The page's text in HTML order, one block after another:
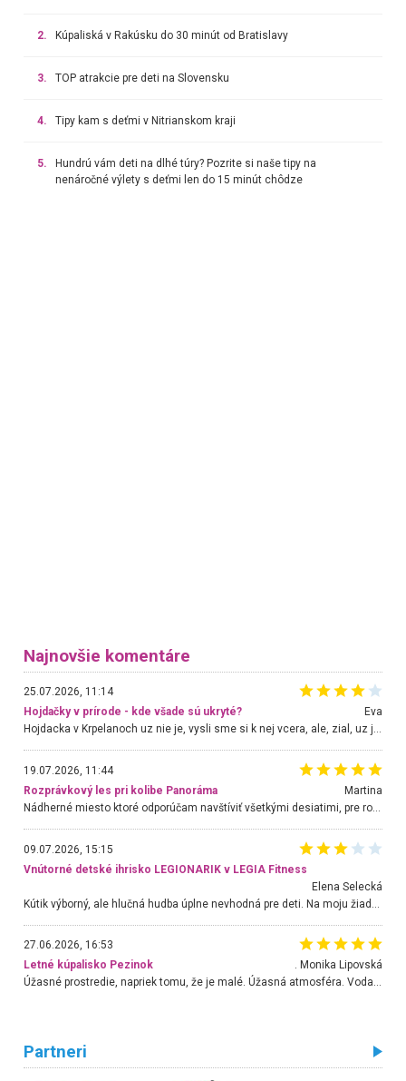
2. Kúpaliská v Rakúsku do 30 minút od Bratislavy
3. TOP atrakcie pre deti na Slovensku
4. Tipy kam s deťmi v Nitrianskom kraji
5.
Hundrú vám deti na dlhé túry? Pozrite si naše tipy na
nenáročné výlety s deťmi len do 15 minút chôdze
Najnovšie komentáre
25.07.2026, 11:14
Hojdačky v prírode - kde všade sú ukryté?
Eva
Hojdacka v Krpelanoch uz nie je, vysli sme si k nej vcera, ale, zial, uz je znicena. Ak sem planujete cestu len kvoli hojdacke, mozete si ju usetrit. Krasny vyhlad je tu vsak aj bez hojdacky :-)
19.07.2026, 11:44
Rozprávkový les pri kolibe Panoráma
Martina
Nádherné miesto ktoré odporúčam navštíviť všetkými desiatimi, pre rodiny s deťmi, dôchodcom... Proste a jednoducho ozaj rozprávkový les.. určite ešte prídeme. Odniesli sme si na pamiatku krásne tričká,
09.07.2026, 15:15
Vnútorné detské ihrisko LEGIONARIK v LEGIA Fitness
Elena Selecká
27.06.2026, 16:53
Letné kúpalisko Pezinok
. Monika Lipovská
Úžasné prostredie, napriek tomu, že je malé. Úžasná atmosféra. Voda fantastická a nádherná. Ľudí je pomerne veľa, ale su mili a ohľaduplní. Je veľmi zaujímavé sledovať, ako dokážu spolu športovať cudzí ľudia a bez ohľadu na vek. Vládne tu pohoda. Vnuka neviem dostať z vody. Ďakujem za krásny deň . Urcite sa sem vrátim. Jediný problém je s parkovaním, ale aj ten sa mi podarilo vyriešiť. Monika Bratislava
Partneri